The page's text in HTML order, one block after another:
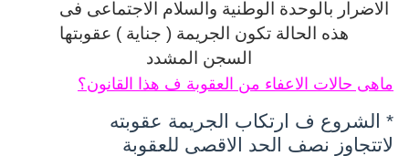
الاضرار بالوحدة الوطنية والسلام الاجتماعى فى
هذه الحالة تكون الجريمة ( جناية ) عقوبتها
السجن المشدد
ماهى حالات الاعفاء من العقوبة ف هذا القانون؟
* الشروع ف ارتكاب الجريمة عقوبته
لاتتجاوز نصف الحد الاقصى للعقوبة